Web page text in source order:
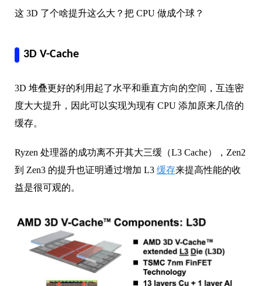
这 3D 了个啥提升这么大？把 CPU 做成个球？
3D V-Cache
3D 堆叠更好的利用起了水平和垂直方向的空间，互连密
度大大提升，因此可以实现为现有 CPU 添加原来几倍的
缓存。
Ryzen 处理器的成功离不开其大三缓（L3 Cache），Zen2
到 Zen3 的提升也证明通过增加 L3 缓存来提高性能的收
益是很可观的。